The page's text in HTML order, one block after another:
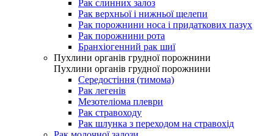
Рак слинних залоз
Рак верхньої і нижньої щелепи
Рак порожнини носа і придаткових пазух
Рак порожнини рота
Бранхіогенний рак шиї
Пухлини органів грудної порожнини
Пухлини органів грудної порожнини
Середостіння (тимома)
Рак легенів
Мезотеліома плеври
Рак стравоходу
Рак шлунка з переходом на стравохід